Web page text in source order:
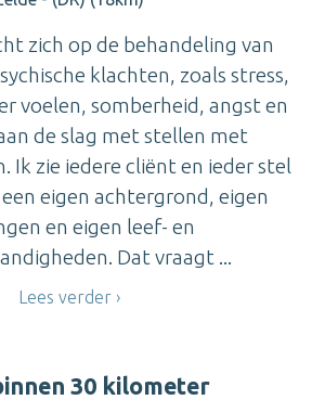
zich op de behandeling van
klachten, zoals stress,
voelen, somberheid, angst en
de slag met stellen met
Ik zie iedere cliënt en ieder stel
eigen achtergrond, eigen
en eigen leef- en
Dat vraagt ...
Lees verder
30 kilometer